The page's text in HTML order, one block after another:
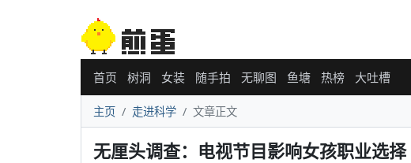
首页 树洞 女装 随手拍 无聊图 鱼塘 热榜 大吐槽
主页 走进科学 文章正文
无厘头调查：电视节目影响女孩职业选择